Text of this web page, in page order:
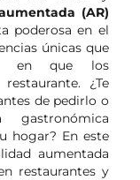
(AR)
poderosa en el
únicas que
en que los
¿Te
de pedirlo o
hogar? En este
aumentada
restaurantes y